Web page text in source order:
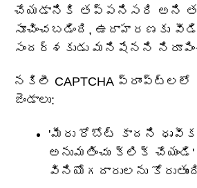
చేయడానికి తప్పనిసరి అని
సూచించబడింది, ఉదాహరణకు
సందర్శకుడు మనిషేనని
నకిలీ CAPTCHA
జెండాలు:
'మీరు రోబోట్ కాదని
అనుమతించు క్లిక్
వినియోగదారులను